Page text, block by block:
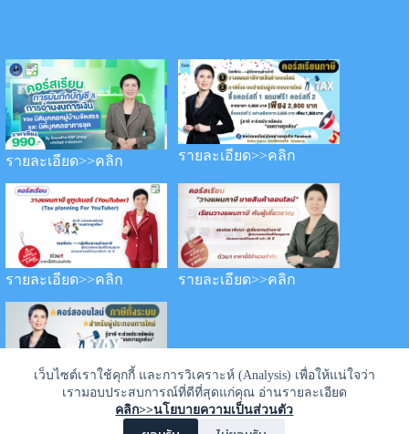
เว็บไซต์เราใช้คุกกี้ และการวิเคราะห์ (Analysis) เพื่อให้แน่ใจว่า
เรามอบประสบการณ์ที่ดีที่สุดแก่คุณ อ่านรายละเอียด
คลิก>>นโยบายความเป็นส่วนตัว
รายละเอียด>>คลิก รายละเอียด>>คลิก
รายละเอียด>>คลิก รายละเอียด>>คลิก
รายละเอียด>>คลิก